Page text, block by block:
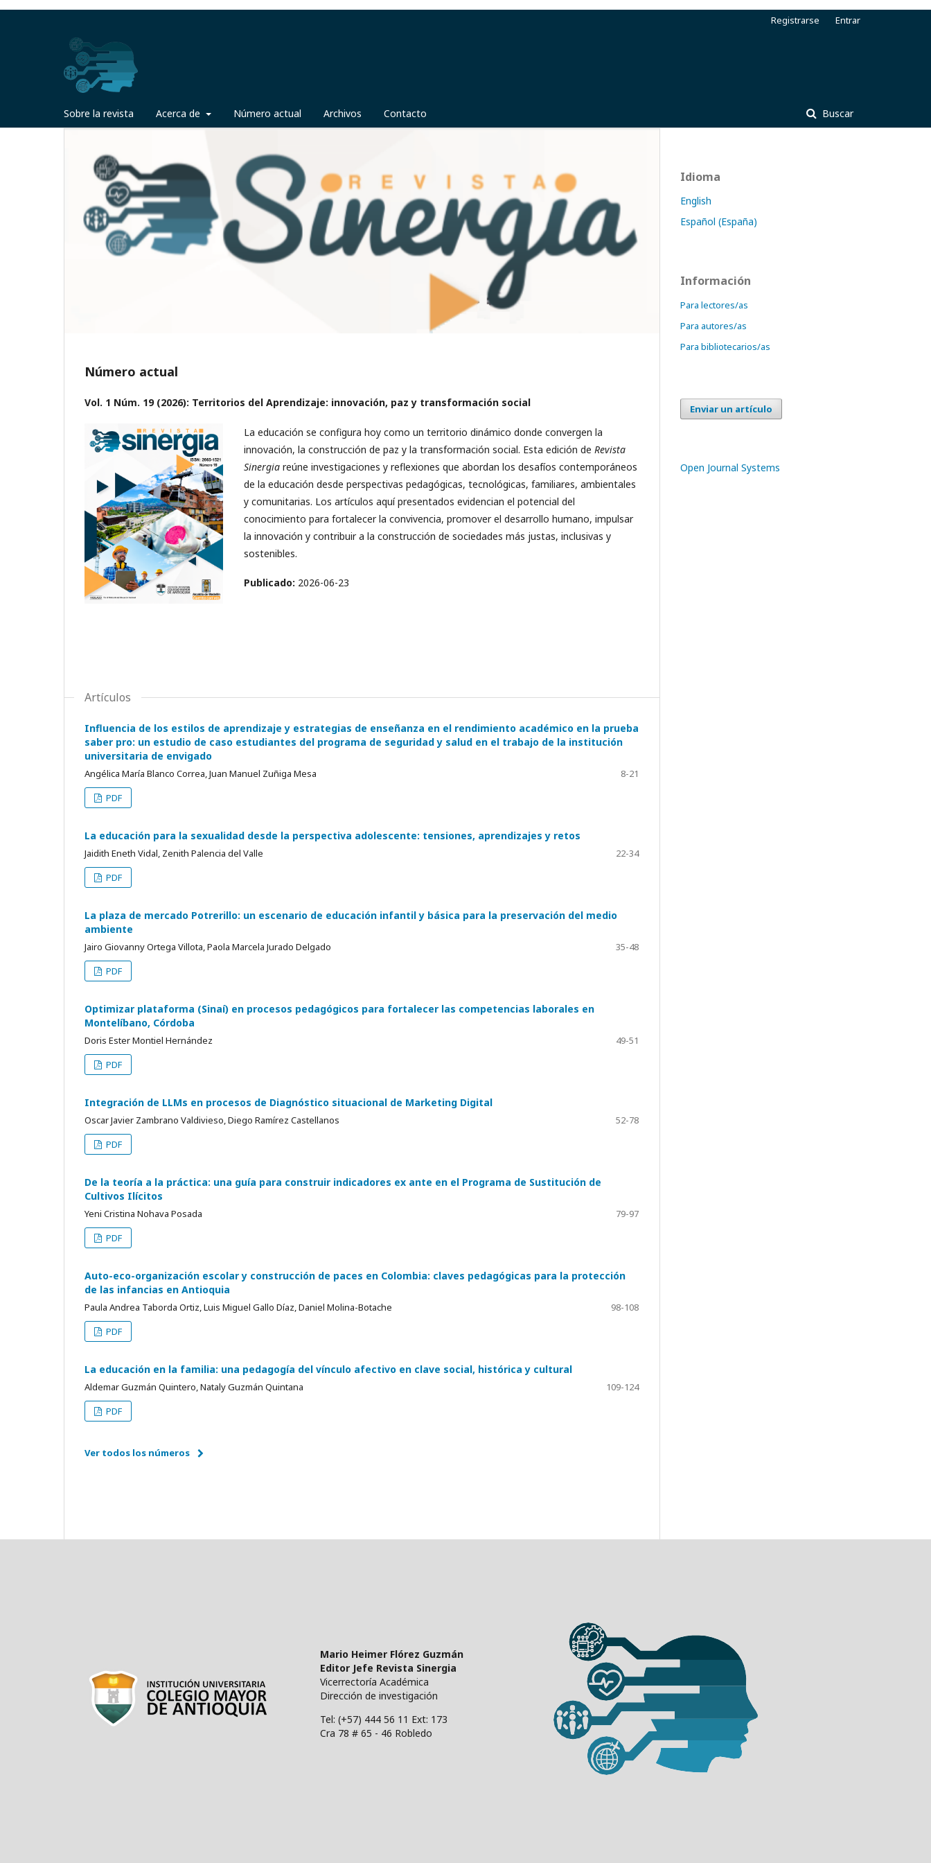
Sobre la revista Acerca de Número actual Archivos Contacto Buscar
Registrarse Entrar
Número actual
Vol. 1 Núm. 19 (2026): Territorios del Aprendizaje: innovación, paz y transformación social
La educación se configura hoy como un territorio dinámico donde convergen la
innovación, la construcción de paz y la transformación social. Esta edición de Revista
Sinergia reúne investigaciones y reflexiones que abordan los desafíos contemporáneos
de la educación desde perspectivas pedagógicas, tecnológicas, familiares, ambientales
y comunitarias. Los artículos aquí presentados evidencian el potencial del
conocimiento para fortalecer la convivencia, promover el desarrollo humano, impulsar
la innovación y contribuir a la construcción de sociedades más justas, inclusivas y
sostenibles.
Publicado: 2026-06-23
Artículos
Influencia de los estilos de aprendizaje y estrategias de enseñanza en el rendimiento académico en la prueba
saber pro: un estudio de caso estudiantes del programa de seguridad y salud en el trabajo de la institución
universitaria de envigado
Angélica María Blanco Correa, Juan Manuel Zuñiga Mesa
8-21
PDF
La educación para la sexualidad desde la perspectiva adolescente: tensiones, aprendizajes y retos
Jaidith Eneth Vidal, Zenith Palencia del Valle
22-34
PDF
La plaza de mercado Potrerillo: un escenario de educación infantil y básica para la preservación del medio
ambiente
Jairo Giovanny Ortega Villota, Paola Marcela Jurado Delgado
35-48
PDF
Optimizar plataforma (Sinaí) en procesos pedagógicos para fortalecer las competencias laborales en
Montelíbano, Córdoba
Doris Ester Montiel Hernández
49-51
PDF
Integración de LLMs en procesos de Diagnóstico situacional de Marketing Digital
Oscar Javier Zambrano Valdivieso, Diego Ramírez Castellanos
52-78
PDF
De la teoría a la práctica: una guía para construir indicadores ex ante en el Programa de Sustitución de
Cultivos Ilícitos
Yeni Cristina Nohava Posada
79-97
PDF
Auto-eco-organización escolar y construcción de paces en Colombia: claves pedagógicas para la protección
de las infancias en Antioquia
Paula Andrea Taborda Ortiz, Luis Miguel Gallo Díaz, Daniel Molina-Botache
98-108
PDF
La educación en la familia: una pedagogía del vínculo afectivo en clave social, histórica y cultural
Aldemar Guzmán Quintero, Nataly Guzmán Quintana
109-124
PDF
Ver todos los números
Idioma
English
Español (España)
Información
Para lectores/as
Para autores/as
Para bibliotecarios/as
Enviar un artículo
Open Journal Systems
Mario Heimer Flórez Guzmán
Editor Jefe Revista Sinergia
Vicerrectoría Académica
Dirección de investigación
Tel: (+57) 444 56 11 Ext: 173
Cra 78 # 65 - 46 Robledo